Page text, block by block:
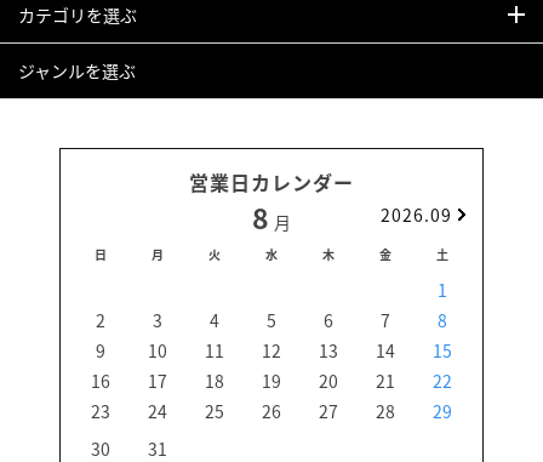
カテゴリを選ぶ
ジャンルを選ぶ
営業日カレンダー
8 月 2026.09
日 月 火 水 木 金 土
1
2
3 4 5 6 7
8
9
10 11 12 13 14
15
16
17 18 19 20 21
22
23
24 25 26 27 28
29
30
31